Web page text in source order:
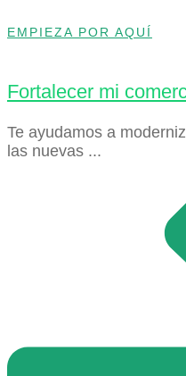
EMPIEZA POR AQUÍ
Fortalecer mi
Te ayudamos a
las nuevas ...